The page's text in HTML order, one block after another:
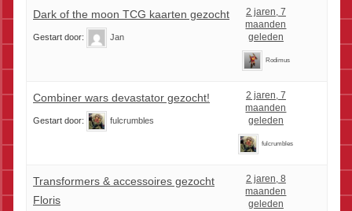
Dark of the moon TCG kaarten gezocht
Gestart door: Jan
2 jaren, 7
maanden
geleden
Rodimus
Combiner wars devastator gezocht!
Gestart door: fulcrumbles
2 jaren, 7
maanden
geleden
fulcrumbles
Transformers & accessoires gezocht
Floris
2 jaren, 8
maanden
geleden